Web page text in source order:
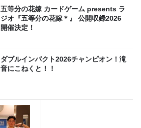
五等分の花嫁 カードゲーム presents ラ
ジオ『五等分の花嫁＊』 公開収録2026
開催決定！
ダブルインパクト2026チャンピオン！滝
音にこねくと！！